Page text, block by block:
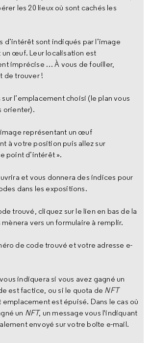
les 20 lieux où sont cachés les
d’intérêt sont indiqués par l’image
un œuf. Leur localisation est
imprécise … À vous de fouiller,
de trouver !
sur l’emplacement choisi (le plan vous
orienter).
représentant un œuf
à votre position puis allez sur
point d’intérêt ».
et vous donnera des indices pour
dans les expositions.
trouvé, cliquez sur le lien en bas de la
vers un formulaire à remplir.
de code trouvé et votre adresse e-
indiquera si vous avez gagné un
est factice, ou si le quota de NFT
emplacement est épuisé. Dans le cas où
un NFT, un message vous l'indiquant
envoyé sur votre boîte e-mail.